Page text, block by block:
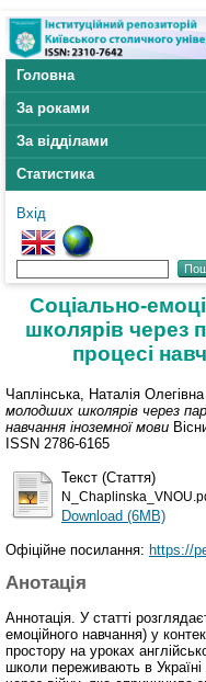
Головна
За роками
За відділами
Статистика
Вхід
Соціально-
школярів через
процесі
Чаплінська, Наталія Олегівна
молодших школярів через
навчання іноземної мови
ISSN 2786-6165
Текст (Стаття)
Download (6MB)
Офіційне посилання: https://
Анотація
Аннотація. У статті
емоційного навчання) у
простору на уроках
школи переживають в